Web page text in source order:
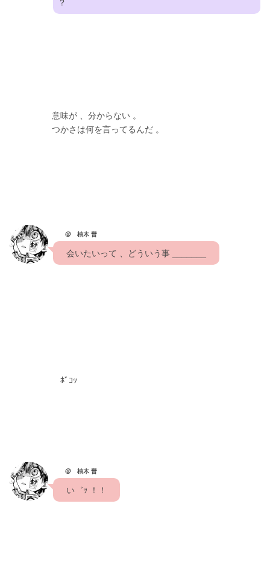
意味が 、分からない 。
つかさは何を言ってるんだ 。
@ 柚木 普
会いたいって 、どういう事 _______
ﾎﾞｺｯ
@ 柚木 普
い゛ｯ ！！